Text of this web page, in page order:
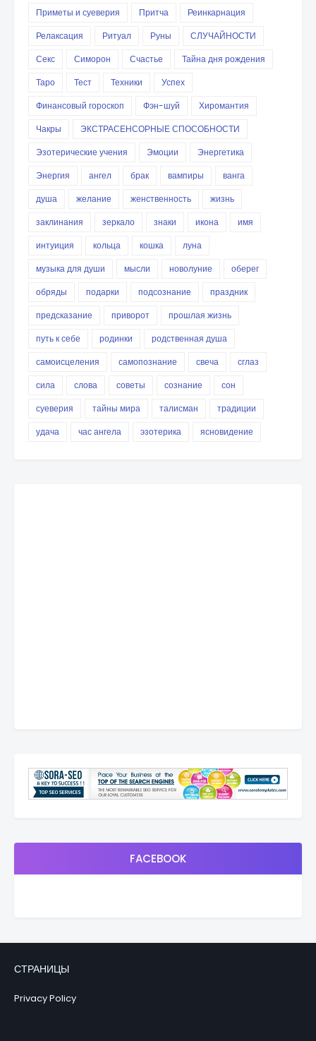
Приметы и суеверия
Притча
Реинкарнация
Релаксация
Ритуал Руны
СЛУЧАЙНОСТИ
Секс
Симорон Счастье
Тайна дня рождения
Таро
Тест Техники
Успех
Финансовый гороскоп
Фэн-шуй
Хиромантия
Чакры
ЭКСТРАСЕНСОРНЫЕ СПОСОБНОСТИ
Эзотерические учения
Эмоции
Энергетика
Энергия
ангел брак вампиры
ванга
душа
желание женственность
жизнь
заклинания
зеркало знаки икона
имя
интуиция
кольца кошка
луна
музыка для души
мысли новолуние
оберег
обряды
подарки подсознание
праздник
предсказание
приворот
прошлая жизнь
путь к себе
родинки
родственная душа
самоисцеления
самопознание свеча
сглаз
сила
слова советы сознание
сон
суеверия
тайны мира талисман
традиции
удача
час ангела эзотерика ясновидение
FACEBOOK
СТРАНИЦЫ
Privacy Policy